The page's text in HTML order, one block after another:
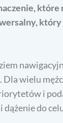
wielu
i
do